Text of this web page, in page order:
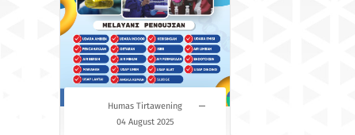
Humas Tirtawening
04 August 2025